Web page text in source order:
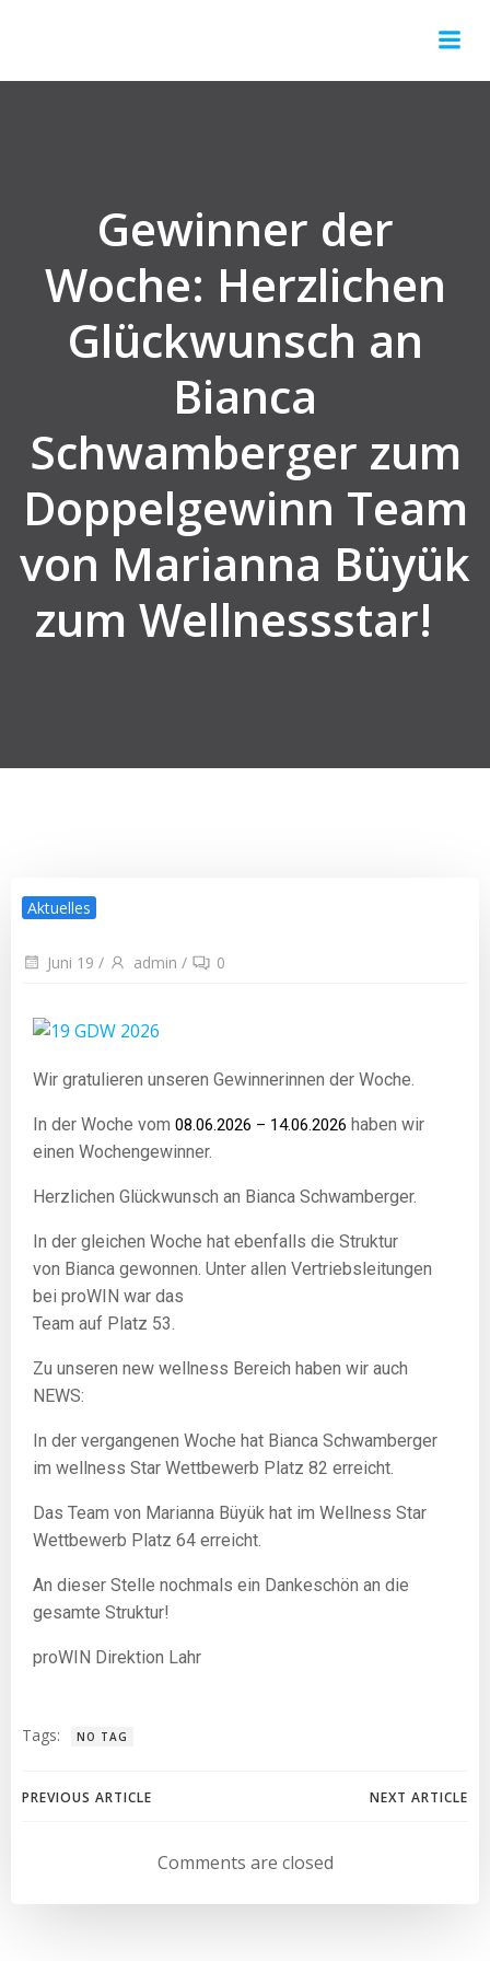
Gewinner der
Woche: Herzlichen
Glückwunsch an
Bianca
Schwamberger zum
Doppelgewinn Team
von Marianna Büyük
zum Wellnessstar!
Aktuelles
Juni 19 / admin / 0
Wir gratulieren unseren Gewinnerinnen der Woche.
In der Woche vom 08.06.2026 – 14.06.2026 haben wir
einen Wochengewinner.
Herzlichen Glückwunsch an Bianca Schwamberger.
In der gleichen Woche hat ebenfalls die Struktur
von Bianca gewonnen. Unter allen Vertriebsleitungen
bei proWIN war das
Team auf Platz 53.
Zu unseren new wellness Bereich haben wir auch
NEWS:
In der vergangenen Woche hat Bianca Schwamberger
im wellness Star Wettbewerb Platz 82 erreicht.
Das Team von Marianna Büyük hat im Wellness Star
Wettbewerb Platz 64 erreicht.
An dieser Stelle nochmals ein Dankeschön an die
gesamte Struktur!
proWIN Direktion Lahr
Tags: NO TAG
PREVIOUS ARTICLE NEXT ARTICLE
Comments are closed